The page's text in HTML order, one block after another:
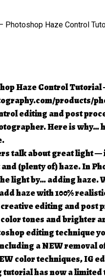
products/
editing and post
Here is why…
talk about great light —
(plenty of) haze. In
light by… adding haze.
haze with 100%
creative editing and post
tones and brighter
editing technique
a NEW removal
color techniques, IG
tutorial has now a